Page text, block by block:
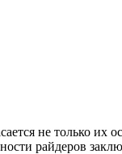
не только их
райдеров